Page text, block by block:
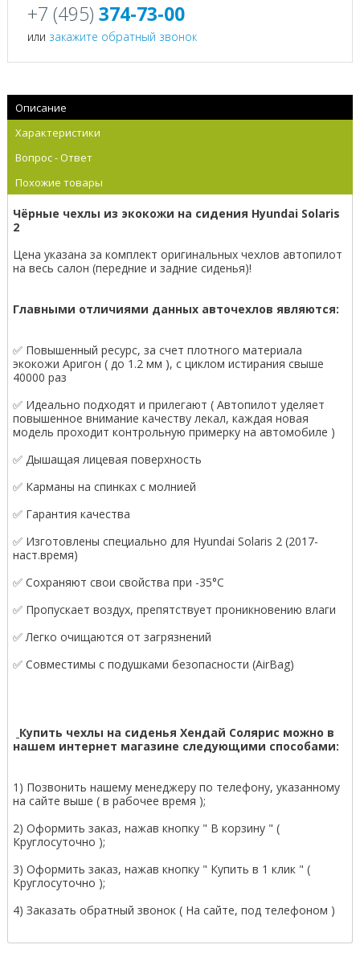
+7 (495) 374-73-00
или закажите обратный звонок
Описание
Характеристики
Вопрос - Ответ
Похожие товары
Чёрные чехлы из экокожи на сидения Hyundai Solaris
2
Цена указана за комплект оригинальных чехлов автопилот
на весь салон (передние и задние сиденья)!
Главными отличиями данных авточехлов являются:
✅ Повышенный ресурс, за счет плотного материала
экокожи Аригон ( до 1.2 мм ), с циклом истирания свыше
40000 раз
✅ Идеально подходят и прилегают ( Автопилот уделяет
повышенное внимание качеству лекал, каждая новая
модель проходит контрольную примерку на автомобиле )
✅ Дышащая лицевая поверхность
✅ Карманы на спинках с молнией
✅ Гарантия качества
✅ Изготовлены специально для Hyundai Solaris 2 (2017-
наст.время)
✅ Сохраняют свои свойства при -35°С
✅ Пропускает воздух, препятствует проникновению влаги
✅ Легко очищаются от загрязнений
✅ Совместимы с подушками безопасности (AirBag)
Купить чехлы на сиденья Хендай Солярис можно в
нашем интернет магазине следующими способами:
1) Позвонить нашему менеджеру по телефону, указанному
на сайте выше ( в рабочее время );
2) Оформить заказ, нажав кнопку " В корзину " (
Круглосуточно );
3) Оформить заказ, нажав кнопку " Купить в 1 клик " (
Круглосуточно );
4) Заказать обратный звонок ( На сайте, под телефоном )